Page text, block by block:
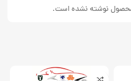
نوشته نشده است.